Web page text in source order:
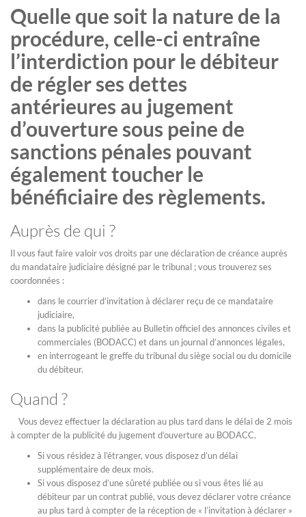
Quelle que soit la nature de la
procédure, celle-ci entraîne
l’interdiction pour le débiteur
de régler ses dettes
antérieures au jugement
d’ouverture sous peine de
sanctions pénales pouvant
également toucher le
bénéficiaire des règlements.
Auprès de qui ?
Il vous faut faire valoir vos droits par une déclaration de créance auprès
du mandataire judiciaire désigné par le tribunal ; vous trouverez ses
coordonnées :
dans le courrier d’invitation à déclarer reçu de ce mandataire
judiciaire,
dans la publicité publiée au Bulletin officiel des annonces civiles et
commerciales (BODACC) et dans un journal d’annonces légales,
en interrogeant le greffe du tribunal du siège social ou du domicile
du débiteur.
Quand ?
Vous devez effectuer la déclaration au plus tard dans le délai de 2 mois
à compter de la publicité du jugement d’ouverture au BODACC.
Si vous résidez à l’étranger, vous disposez d’un délai
supplémentaire de deux mois.
Si vous disposez d’une sûreté publiée ou si vous êtes lié au
débiteur par un contrat publié, vous devez déclarer votre créance
au plus tard à compter de la réception de « l’invitation à déclarer »